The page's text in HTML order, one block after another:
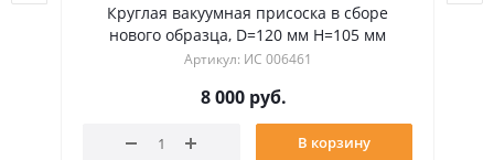
Круглая вакуумная присоска в сборе
нового образца, D=120 мм H=105 мм
Артикул: ИС 006461
8 000руб.
В корзину